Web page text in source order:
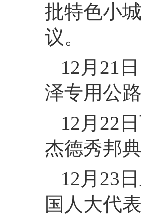
批特色小
议。
12月21
泽专用公
12月22
杰德秀邦
12月23
国人大代